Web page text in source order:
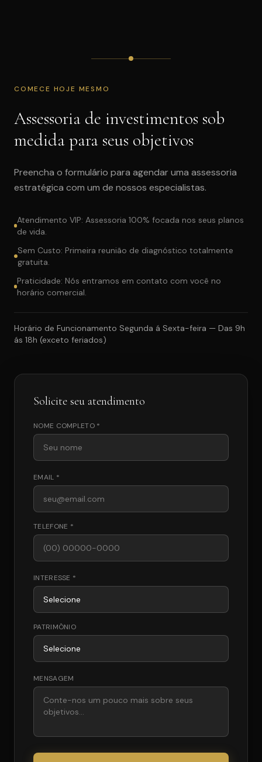
COMECE HOJE MESMO
Assessoria de investimentos sob
medida para seus objetivos
Preencha o formulário para agendar uma assessoria
estratégica com um de nossos especialistas.
Atendimento VIP: Assessoria 100% focada nos seus planos
de vida.
Sem Custo: Primeira reunião de diagnóstico totalmente
gratuita.
Praticidade: Nós entramos em contato com você no
horário comercial.
Horário de Funcionamento Segunda á Sexta-feira — Das 9h
ás 18h (exceto feriados)
Solicite seu atendimento
NOME COMPLETO *
EMAIL *
TELEFONE *
INTERESSE *
PATRIMÔNIO
MENSAGEM